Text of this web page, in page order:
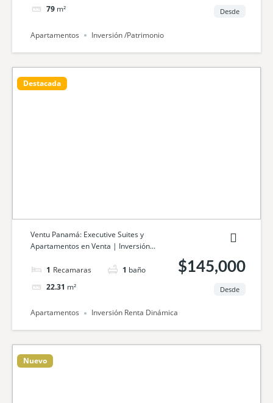
79 m² Desde
Apartamentos Inversión /Patrimonio
Destacada
Ventu Panamá: Executive Suites y
Apartamentos en Venta | Inversión...
1 cama 1 baño
22.31 m²
$145,000
Desde
Apartamentos Inversión Renta Dinámica
Nuevo